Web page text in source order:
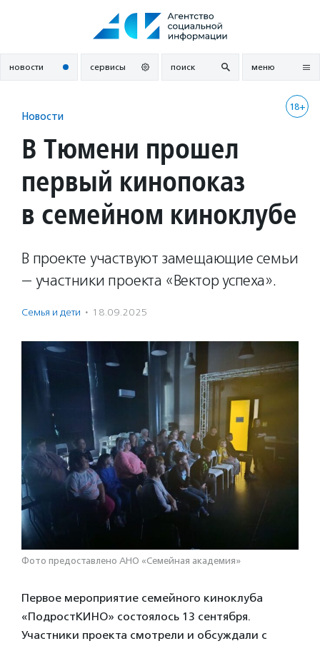
новости сервисы поиск меню
18+
Новости
В Тюмени прошел
первый кинопоказ
в семейном киноклубе
В проекте участвуют замещающие семьи
— участники проекта «Вектор успеха».
Семья и дети · 18.09.2025
Фото предоставлено АНО «Семейная академия»
Первое мероприятие семейного киноклуба
«ПодростКИНО» состоялось 13 сентября.
Участники проекта смотрели и обсуждали с